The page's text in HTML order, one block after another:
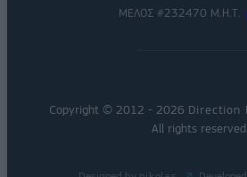
ΜΕΛΟΣ #232470 Μ.Η.Τ.
Copyright © 2012 - 2026 Direction
All rights reserved.